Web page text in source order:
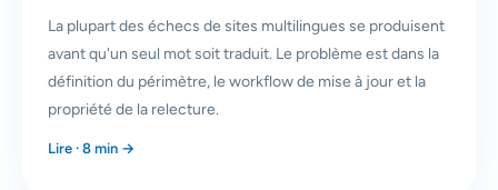
La plupart des échecs de sites multilingues se produisent
avant qu'un seul mot soit traduit. Le problème est dans la
définition du périmètre, le workflow de mise à jour et la
propriété de la relecture.
Lire · 8 min →